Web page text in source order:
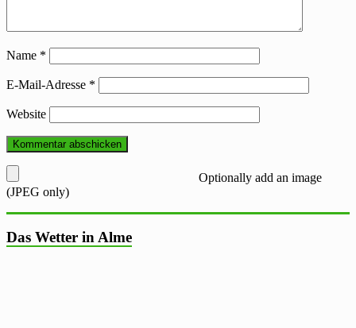
Name *
E-Mail-Adresse *
Website
Optionally add an image
(JPEG only)
Das Wetter in Alme